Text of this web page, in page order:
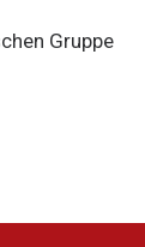
Gruppe